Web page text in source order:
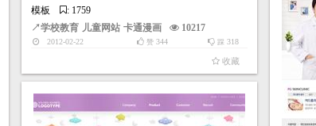
模板
: 1759
↗学校教育 儿童网站 卡通漫画 10217
2012-02-22 踩 318
赞344
收藏